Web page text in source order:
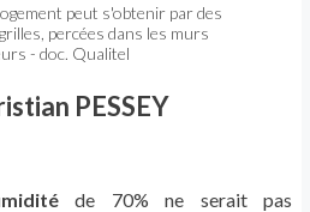
peut s'obtenir par des
percées dans les murs
- doc. Qualitel
PESSEY
de 70% ne serait pas